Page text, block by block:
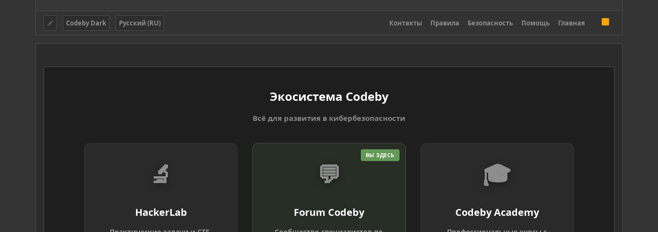
Codeby Dark Русский (RU) Контакты Правила Безопасность Помощь Главная
S
Экосистема Codeby
Всё для развития в кибербезопасности
🔬
HackerLab
ВЫ ЗДЕСЬ
💬
Forum Codeby
🎓
Codeby Academy